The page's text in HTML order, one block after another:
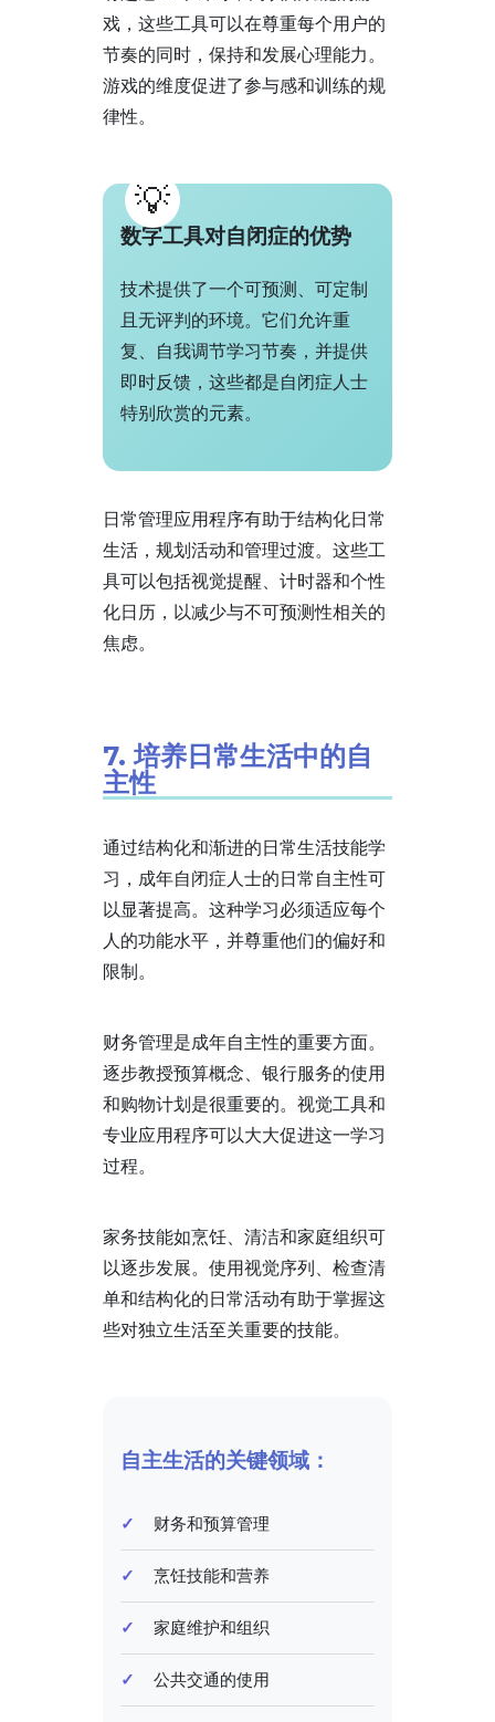
戏，这些工具可以在尊重每个用户的
节奏的同时，保持和发展心理能力。
游戏的维度促进了参与感和训练的规
律性。
数字工具对自闭症的优势
技术提供了一个可预测、可定制
且无评判的环境。它们允许重
复、自我调节学习节奏，并提供
即时反馈，这些都是自闭症人士
特别欣赏的元素。
日常管理应用程序有助于结构化日常
生活，规划活动和管理过渡。这些工
具可以包括视觉提醒、计时器和个性
化日历，以减少与不可预测性相关的
焦虑。
7. 培养日常生活中的自
主性
通过结构化和渐进的日常生活技能学
习，成年自闭症人士的日常自主性可
以显著提高。这种学习必须适应每个
人的功能水平，并尊重他们的偏好和
限制。
财务管理是成年自主性的重要方面。
逐步教授预算概念、银行服务的使用
和购物计划是很重要的。视觉工具和
专业应用程序可以大大促进这一学习
过程。
家务技能如烹饪、清洁和家庭组织可
以逐步发展。使用视觉序列、检查清
单和结构化的日常活动有助于掌握这
些对独立生活至关重要的技能。
自主生活的关键领域：
财务和预算管理
烹饪技能和营养
家庭维护和组织
公共交通的使用